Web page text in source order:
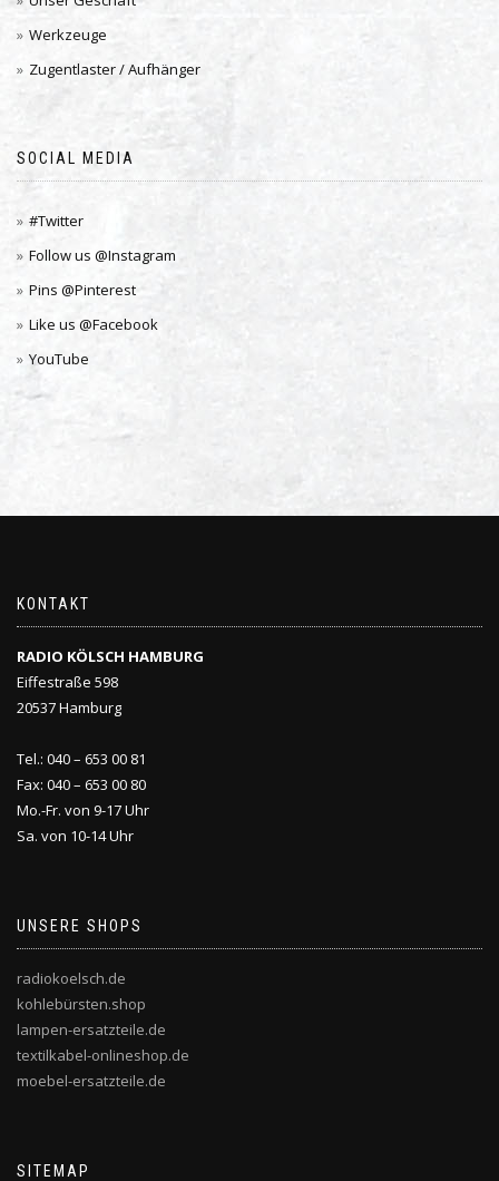
Werkzeuge
Zugentlaster / Aufhänger
SOCIAL MEDIA
#Twitter
Follow us @Instagram
Pins @Pinterest
Like us @Facebook
YouTube
KONTAKT
RADIO KÖLSCH HAMBURG
Eiffestraße 598
20537 Hamburg
Tel.: 040 – 653 00 81
Fax: 040 – 653 00 80
Mo.-Fr. von 9-17 Uhr
Sa. von 10-14 Uhr
UNSERE SHOPS
radiokoelsch.de
kohlebürsten.shop
lampen-ersatzteile.de
textilkabel-onlineshop.de
moebel-ersatzteile.de
SITEMAP